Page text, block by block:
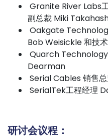
Granite River Labs
副总裁 Miki
Oakgate
Bob Weisickle 和技
Quarch
Dearman
Serial Cables 销售
SerialTek工程经理
研讨会议程：